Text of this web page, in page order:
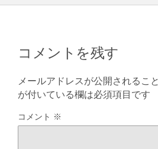
コメントを残す
メールアドレスが公開されるこ
が付いている欄は必須項目です
コメント ※